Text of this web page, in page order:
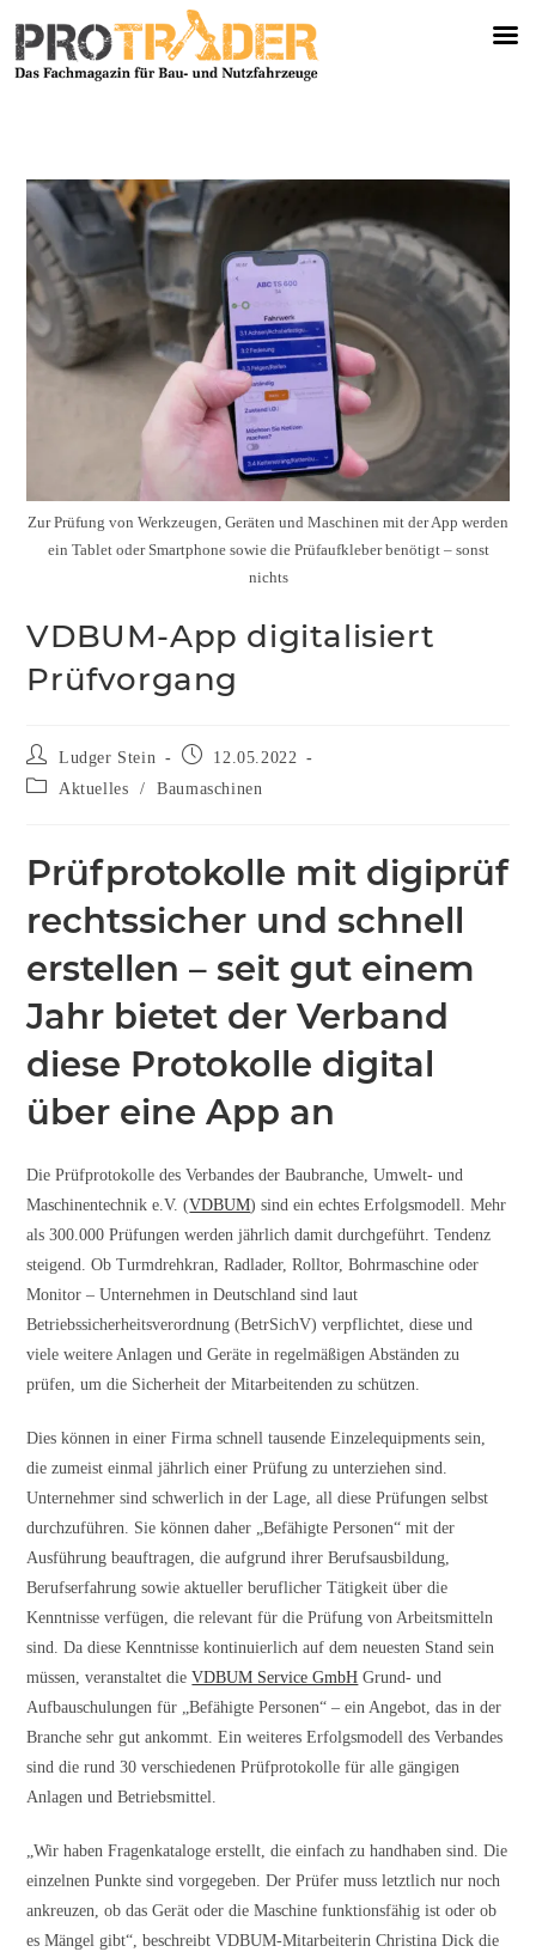
Zur Prüfung von Werkzeugen, Geräten und Maschinen mit der App werden
ein Tablet oder Smartphone sowie die Prüfaufkleber benötigt – sonst
nichts
VDBUM-App digitalisiert
Prüfvorgang
Ludger Stein
12.05.2022
Aktuelles
/ Baumaschinen
Prüfprotokolle mit digiprüf
rechtssicher und schnell
erstellen ­– seit gut einem
Jahr bietet der Verband
diese Protokolle digital
über eine App an
Die Prüfprotokolle des Verbandes der Baubranche, Umwelt- und
Maschinentechnik e.V. (VDBUM) sind ein echtes Erfolgsmodell. Mehr
als 300.000 Prüfungen werden jährlich damit durchgeführt. Tendenz
steigend. Ob Turmdrehkran, Radlader, Rolltor, Bohrmaschine oder
Monitor – Unternehmen in Deutschland sind laut
Betriebssicherheitsverordnung (BetrSichV) verpflichtet, diese und
viele weitere Anlagen und Geräte in regelmäßigen Abständen zu
prüfen, um die Sicherheit der Mitarbeitenden zu schützen.
Dies können in einer Firma schnell tausende Einzelequipments sein,
die zumeist einmal jährlich einer Prüfung zu unterziehen sind.
Unternehmer sind schwerlich in der Lage, all diese Prüfungen selbst
durchzuführen. Sie können daher „Befähigte Personen“ mit der
Ausführung beauftragen, die aufgrund ihrer Berufsausbildung,
Berufserfahrung sowie aktueller beruflicher Tätigkeit über die
Kenntnisse verfügen, die relevant für die Prüfung von Arbeitsmitteln
sind. Da diese Kenntnisse kontinuierlich auf dem neuesten Stand sein
müssen, veranstaltet dieVDBUM Service GmbH Grund- und
Aufbauschulungen für „Befähigte Personen“ – ein Angebot, das in der
Branche sehr gut ankommt. Ein weiteres Erfolgsmodell des Verbandes
sind die rund 30 verschiedenen Prüfprotokolle für alle gängigen
Anlagen und Betriebsmittel.
„Wir haben Fragenkataloge erstellt, die einfach zu handhaben sind. Die
einzelnen Punkte sind vorgegeben. Der Prüfer muss letztlich nur noch
ankreuzen, ob das Gerät oder die Maschine funktionsfähig ist oder ob
es Mängel gibt“, beschreibt VDBUM-Mitarbeiterin Christina Dick die